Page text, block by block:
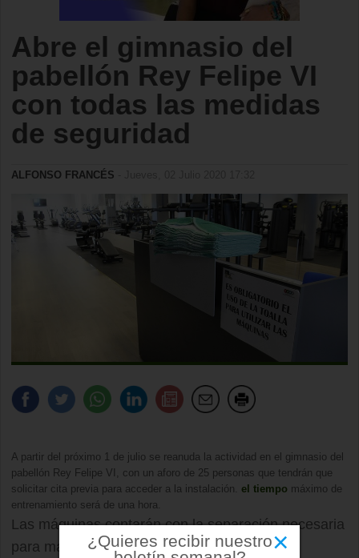
Abre el gimnasio del
pabellón Rey Felipe VI
con todas las medidas
de seguridad
ALFONSO FRANCÉS
A partir del próximo 1 de julio se reanuda la actividad en el gimnasio del
pabellón Rey Felipe VI, con un aforo de 25 personas que tendrán que
solicitar cita previa para acceder a la instalación. el tiempo máximo de
entrenamiento será de una hora.
Las máquinas contarán con la separación necesaria
para mantener la seguridad y se realizarán
×
¿Quieres recibir nuestro